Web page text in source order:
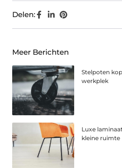
Delen:
Meer Berichten
Stelpoten
werkplek
Luxe
kleine ruimte